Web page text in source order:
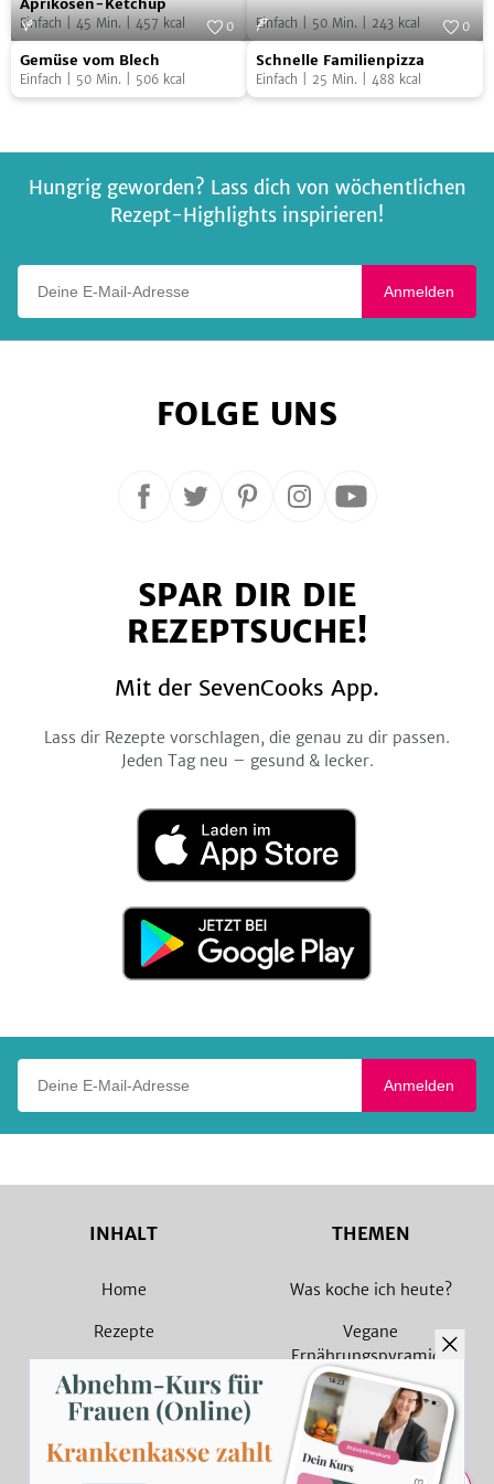
Birnen-
Rosinen-
Chutney
Aprikosen-
Ketchup
Einfach 45 Min. 457 kcal Einfach 50 Min. 243 kcal
Gemüse
vom
Blech
Foto:
0
Gemüse vom Blech
Einfach 50 Min. 506 kcal
Schnelle
Familienpizza
Foto:
0
Schnelle Familienpizza
Einfach 25 Min. 488 kcal
Hungrig geworden? Lass dich von wöchentlichen
Rezept-Highlights inspirieren!
Anmelden
FOLGE UNS
Folge
Facebook
Folge
Twitter
Folge
Pinterest
Folge
Instagram
Folge
YouTube
SPAR DIR DIE
REZEPTSUCHE!
Mit der SevenCooks App.
Lass dir Rezepte vorschlagen, die genau zu dir passen.
Jeden Tag neu – gesund & lecker.
Laden
im
App
Jetzt
Google
Anmelden
INHALT
Home
Rezepte
Magazin
Sammlungen
Rezept Suche
THEMEN
Was koche ich heute?
Vegane
Ernährungspyramide
Vegane Rezepte
Vegetarische Rezepte